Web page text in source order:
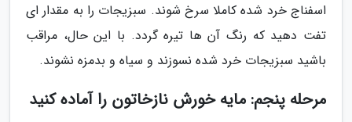
اسفناج خرد شده کاملا سرخ شوند. سبزیجات را به مقدار ای
تفت دهید که رنگ آن ها تیره گردد. با این حال، مراقب
باشید سبزیجات خرد شده نسوزند و سیاه و بدمزه نشوند.
مرحله پنجم: مایه خورش نازخاتون را آماده کنید